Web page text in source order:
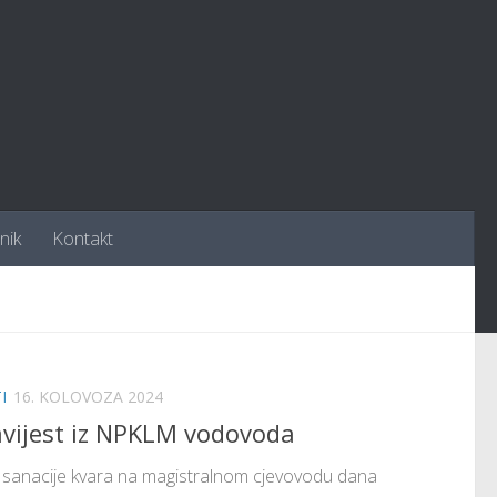
Kontakt
16. KOLOVOZA 2024
iz NPKLM vodovoda
kvara na magistralnom cjevovodu dana